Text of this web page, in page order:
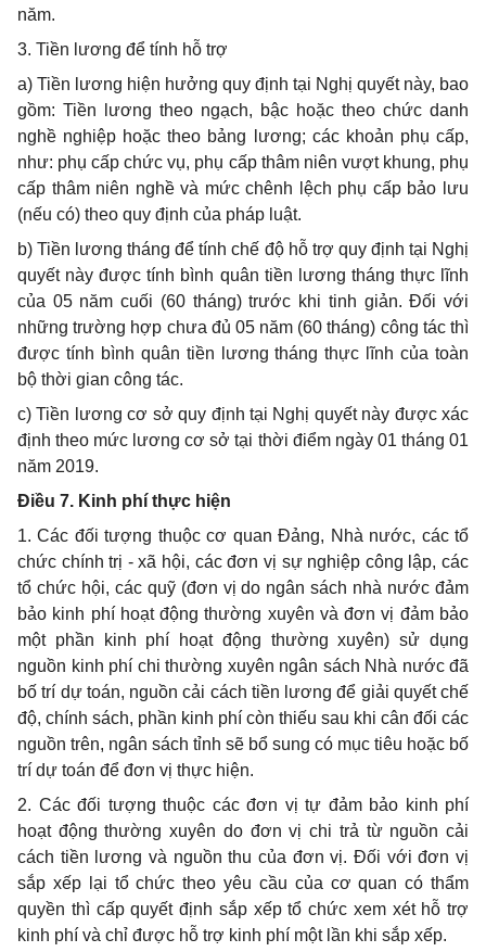
năm.
3. Tiền lương để tính hỗ trợ
a) Tiền lương hiện hưởng quy định tại Nghị quyết này, bao
gồm: Tiền lương theo ngạch, bậc hoặc theo chức danh
nghề nghiệp hoặc theo bảng lương; các khoản phụ cấp,
như: phụ cấp chức vụ, phụ cấp thâm niên vượt khung, phụ
cấp thâm niên nghề và mức chênh lệch phụ cấp bảo lưu
(nếu có) theo quy định của pháp luật.
b) Tiền lương tháng để tính chế độ hỗ trợ quy định tại Nghị
quyết này được tính bình quân tiền lương tháng thực lĩnh
của 05 năm cuối (60 tháng) trước khi tinh giản. Đối với
những trường hợp chưa đủ 05 năm (60 tháng) công tác thì
được tính bình quân tiền lương tháng thực lĩnh của toàn
bộ thời gian công tác.
c) Tiền lương cơ sở quy định tại Nghị quyết này được xác
định theo mức lương cơ sở tại thời điểm ngày 01 tháng 01
năm 2019.
Điều 7. Kinh phí thực hiện
1. Các đối tượng thuộc cơ quan Đảng, Nhà nước, các tổ
chức chính trị - xã hội, các đơn vị sự nghiệp công lập, các
tổ chức hội, các quỹ (đơn vị do ngân sách nhà nước đảm
bảo kinh phí hoạt động thường xuyên và đơn vị đảm bảo
một phần kinh phí hoạt động thường xuyên) sử dụng
nguồn kinh phí chi thường xuyên ngân sách Nhà nước đã
bố trí dự toán, nguồn cải cách tiền lương để giải quyết chế
độ, chính sách, phần kinh phí còn thiếu sau khi cân đối các
nguồn trên, ngân sách tỉnh sẽ bổ sung có mục tiêu hoặc bố
trí dự toán để đơn vị thực hiện.
2. Các đối tượng thuộc các đơn vị tự đảm bảo kinh phí
hoạt động thường xuyên do đơn vị chi trả từ nguồn cải
cách tiền lương và nguồn thu của đơn vị. Đối với đơn vị
sắp xếp lại tổ chức theo yêu cầu của cơ quan có thẩm
quyền thì cấp quyết định sắp xếp tổ chức xem xét hỗ trợ
kinh phí và chỉ được hỗ trợ kinh phí một lần khi sắp xếp.